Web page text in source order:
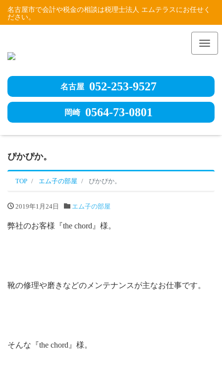
名古屋市で会計や税金の相談は税理士法人 エムテラスにお任せく
ださい。
名古屋 052-253-9527
岡崎 0564-73-0801
ぴかぴか。
TOP エム子の部屋 ぴかぴか。
2019年1月24日 エム子の部屋
弊社のお客様『the chord』様。
靴の修理や磨きなどのメンテナンスが主なお仕事です。
そんな『the chord』様。